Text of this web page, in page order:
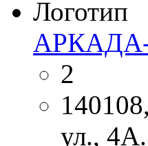
Логотип
2
ул., 4А.